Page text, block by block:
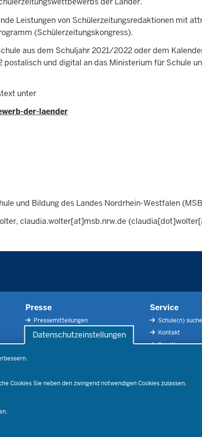
Datenschutzeinstellungen
Cookies Sie neben den zwingend notwendigen Cookies zulassen.
Leistungen von Schülerzeitungsredaktionen mit
(Schülerzeitungskongress).
aus dem Schuljahr 2021/2022 oder dem
und digital an das Ministerium für Schule
unter
der-laender
und Bildung des Landes Nordrhein-Westfalen
claudia.wolter[at]msb.nrw.de
Presse
Pressemitteilungen
Pressefotos
Service
Schule(n)
Kontakt
Der Weg zu uns
RSS-Feed